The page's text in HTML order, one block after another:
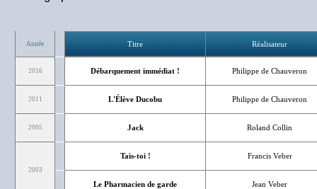
Année Titre Réalisateur
2016 Débarquement immédiat ! Philippe de Chauveron
2011 L'Élève Ducobu Philippe de Chauveron
2005 Jack Roland Collin
2003
Tais-toi ! Francis Veber
Le Pharmacien de garde Jean Veber